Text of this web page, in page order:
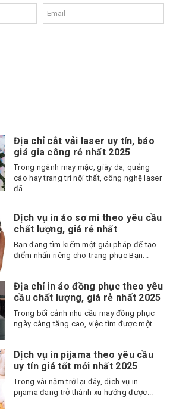
Địa chỉ cắt vải laser uy tín, báo
giá gia công rẻ nhất 2025
Trong ngành may mặc, giày da, quảng
cáo hay trang trí nội thất, công nghệ laser
đã...
Dịch vụ in áo sơ mi theo yêu cầu
chất lượng, giá rẻ nhất
Bạn đang tìm kiếm một giải pháp để tạo
điểm nhấn riêng cho trang phục Bạn...
Địa chỉ in áo đồng phục theo yêu
cầu chất lượng, giá rẻ nhất 2025
Trong bối cảnh nhu cầu may đồng phục
ngày càng tăng cao, việc tìm được một...
Dịch vụ in pijama theo yêu cầu
uy tín giá tốt mới nhất 2025
Trong vài năm trở lại đây, dịch vụ in
pijama đang trở thành xu hướng được...